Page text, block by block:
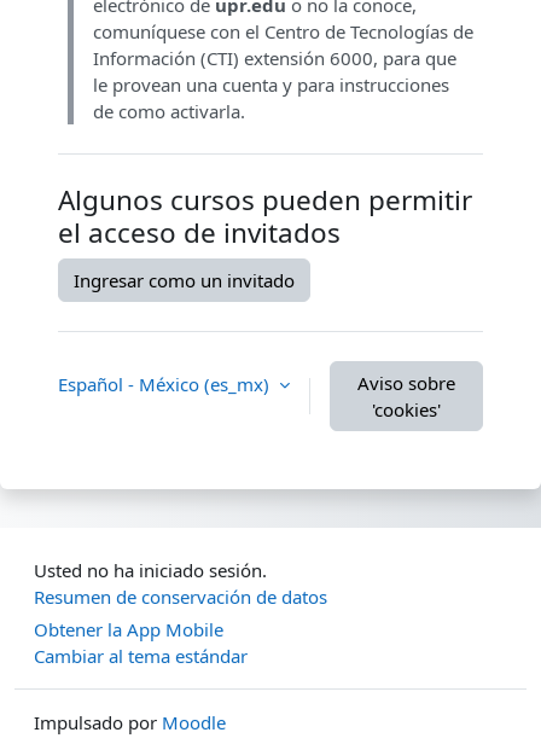
electrónico de upr.edu o no la conoce,
comuníquese con el Centro de Tecnologías de
Información (CTI) extensión 6000, para que
le provean una cuenta y para instrucciones
de como activarla.
Algunos cursos pueden permitir
el acceso de invitados
Ingresar como un invitado
Español - México ‎(es_mx)‎
Aviso sobre
'cookies'
Usted no ha iniciado sesión.
Resumen de conservación de datos
Obtener la App Mobile
Cambiar al tema estándar
Impulsado por Moodle